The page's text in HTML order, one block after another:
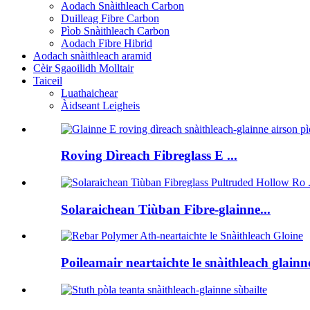
Aodach Snàithleach Carbon
Duilleag Fibre Carbon
Pìob Snàithleach Carbon
Aodach Fibre Hibrid
Aodach snàithleach aramid
Cèir Sgaoilidh Molltair
Taiceil
Luathaichear
Àidseant Leigheis
Roving Dìreach Fibreglass E ...
Solaraichean Tiùban Fibre-glainne...
Poileamair neartaichte le snàithleach